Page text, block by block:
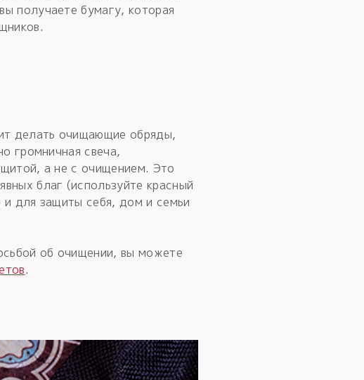
получаете бумагу, которая
делать очищающие обряды,
громничная свеча,
а не с очищением. Это
благ (используйте красный
для защиты себя, дом и семьи
об очищении, вы можете
.